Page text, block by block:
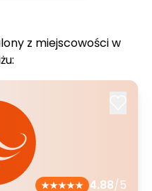
z miejscowości w
4.88/5